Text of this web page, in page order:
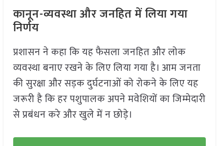
कानून-व्यवस्था और जनहित में लिया गया
निर्णय
प्रशासन ने कहा कि यह फैसला जनहित और लोक
व्यवस्था बनाए रखने के लिए लिया गया है। आम जनता
की सुरक्षा और सड़क दुर्घटनाओं को रोकने के लिए यह
जरूरी है कि हर पशुपालक अपने मवेशियों का जिम्मेदारी
से प्रबंधन करे और खुले में न छोड़े।